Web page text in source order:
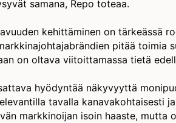
samana, Repo toteaa.
kehittäminen on tärkeässä
pitää toimia
on oltava viitoittamassa tietä
hyödyntää näkyvyyttä
tavalla kanavakohtaisesti
markkinoijan isoin haaste, mutta